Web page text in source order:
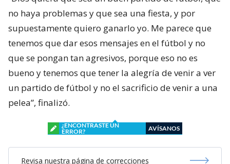
no haya problemas y que sea una fiesta, y por
supuestamente quiero ganarlo yo. Me parece que
tenemos que dar esos mensajes en el fútbol y no
que se pongan tan agresivos, porque eso no es
bueno y tenemos que tener la alegría de venir a ver
un partido de fútbol y no el sacrificio de venir a una
pelea”, finalizó.
¿ENCONTRASTE UN
ERROR?
AVÍSANOS
Revisa nuestra página de correcciones